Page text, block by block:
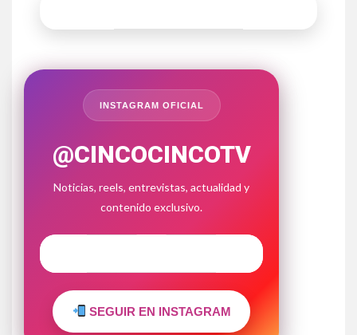
INSTAGRAM OFICIAL
@CINCOCINCOTV
Noticias, reels, entrevistas, actualidad y
contenido exclusivo.
SEGUIR EN INSTAGRAM